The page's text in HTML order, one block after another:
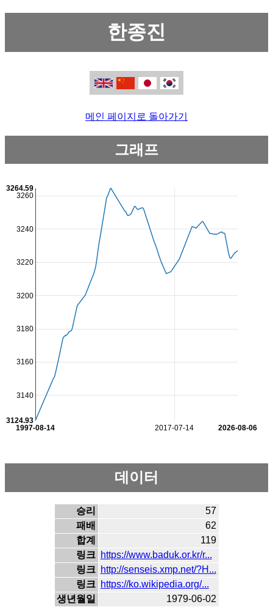
한종진
메인 페이지로 돌아가기
그래프
2017-07-14
1997-08-14 2026-08-06
3140
3160
3180
3200
3220
3240
3260
3124.93
3264.59
데이터
승리
57
패배
62
합계
119
링크 https://www.baduk.or.kr/r...
링크 http://senseis.xmp.net/?H...
링크 https://ko.wikipedia.org/...
생년월일
1979-06-02